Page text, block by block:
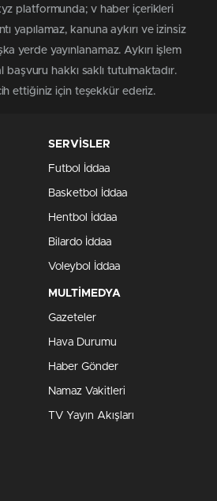
platformunda; v haber içerikleri
yapılamaz, kanuna aykırı ve izinsiz
yerde yayınlanamaz. Aykırı işlem
hakkı saklı tutulmaktadır.
ettiğiniz için teşekkür ederiz.
SERVİSLER
Futbol İddaa
Basketbol İddaa
Hentbol İddaa
Bilardo İddaa
Voleybol İddaa
MULTİMEDYA
Gazeteler
Hava Durumu
Haber Gönder
Namaz Vakitleri
TV Yayın Akışları